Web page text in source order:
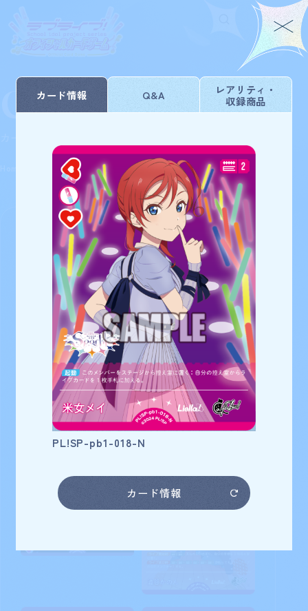
Home For Beginners
Schedule
スケジュール
Products
商品情報
Event Shop
お店を探す
Card List
カードを探す
Deck Recipe
デッキを作る/紹介/探す
Official
Card List
プレミアムブースター ラブライブ！スーパースタ
ー!!
検索結果 84 件 検索条件を変更
プレミアムブースター ラブライブ！
スーパースター!!
カード情報 Q&A
レアリティ・
収録商品
米女メイ
カード番号
PL!SP-pb1-018-N
カード情報